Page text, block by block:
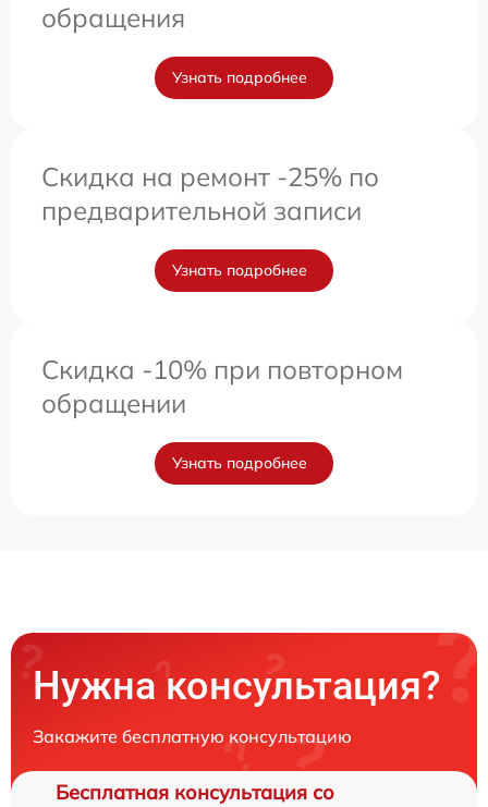
обращения
Узнать подробнее
Скидка на ремонт -25% по
предварительной записи
Узнать подробнее
Скидка -10% при повторном
обращении
Узнать подробнее
Нужна консультация?
Закажите бесплатную консультацию
Бесплатная консультация со